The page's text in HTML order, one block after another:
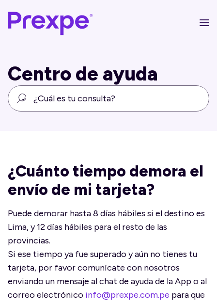
Centro de ayuda
¿Cuánto tiempo demora el
envío de mi tarjeta?
Puede demorar hasta 8 días hábiles si el destino es
Lima, y 12 días hábiles para el resto de las
provincias.
Si ese tiempo ya fue superado y aún no tienes tu
tarjeta, por favor comunícate con nosotros
enviando un mensaje al chat de ayuda de la App o al
correo electrónico info@prexpe.com.pe para que